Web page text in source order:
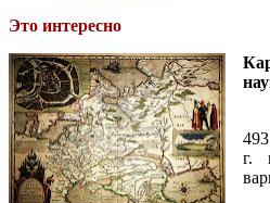
Это интересно
г.